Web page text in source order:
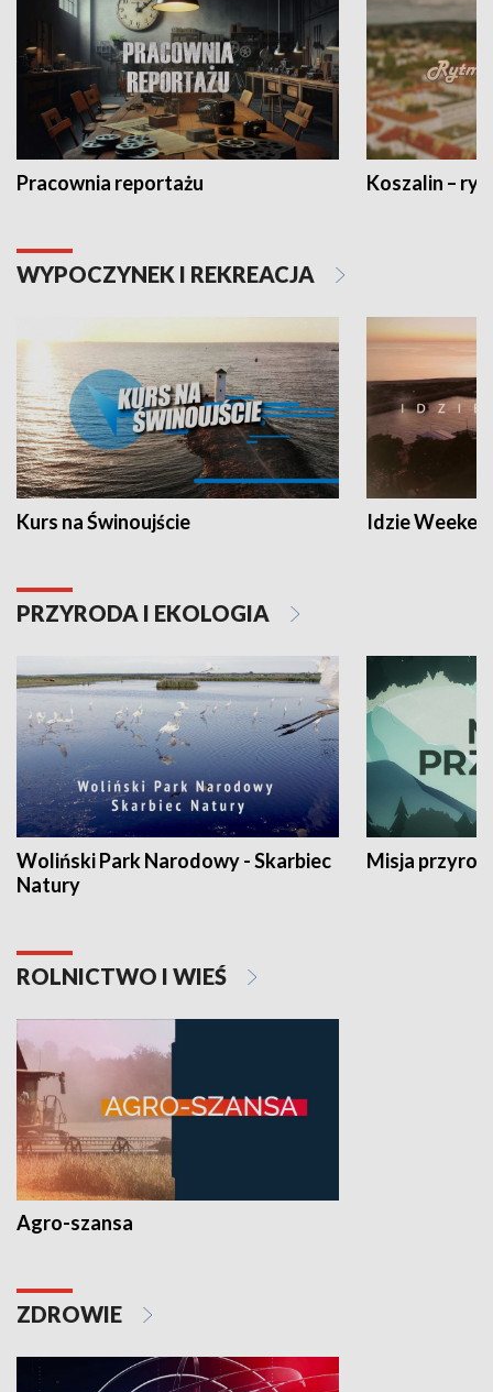
Pracownia reportażu Koszalin –
WYPOCZYNEK I REKREACJA
Kurs na Świnoujście Idzie
PRZYRODA I EKOLOGIA
Woliński Park Narodowy - Skarbiec
Natury
Misja
ROLNICTWO I WIEŚ
Agro-szansa
ZDROWIE